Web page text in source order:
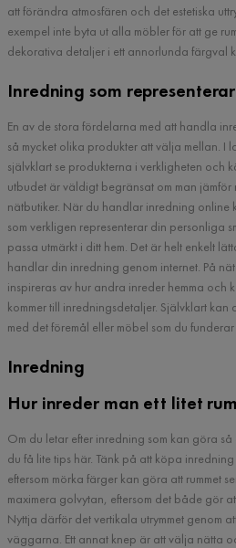
att förändra atmosfären och det estetiska
exempel inte byta ut alla möbler för att ge
dekorativa detaljer i ett annorlunda färgval
Inredning som
En av de stora fördelarna med att handla
så mycket olika produkter att välja mellan. I
självklart se produkterna i verkligheten och
utbudet är väldigt begränsat om man jämför
nätbutiker. När du handlar inredning online
som verkligen representerar din personliga
passa utmärkt i ditt hem. Det är helt enkelt
handlar din inredning genom internet. På
inspireras av hur andra inreder hemma och
kommer till inredningsdetaljer. Självklart
med det föremål eller möbel som du
Inredning
Hur inreder man ett litet
Om du letar efter inredning som kan göra så
du få lite tips här. Tänk på att köpa
eftersom mörka färger kan göra att rummet
maximera golvytan, eftersom det både gör
Nyttja därför det vertikala utrymmet genom
väggarna. Ett annat knep är att välja nätta